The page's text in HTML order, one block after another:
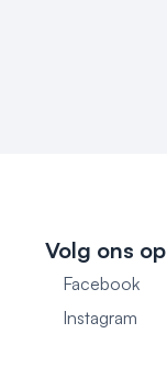
Volg ons op
Facebook
Instagram